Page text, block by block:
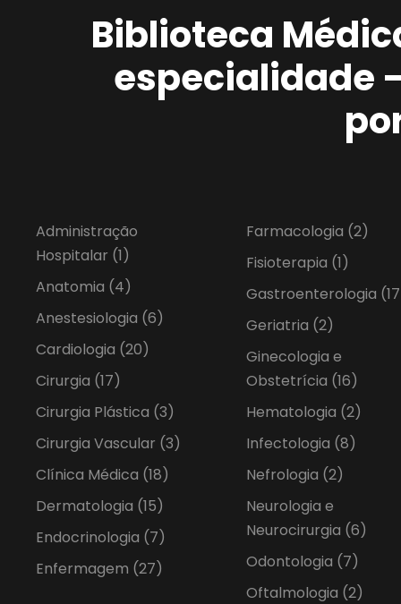
Biblioteca
especialidade
Administração
Hospitalar (1)
Anatomia (4)
Anestesiologia (6)
Cardiologia (20)
Cirurgia (17)
Cirurgia Plástica (3)
Cirurgia Vascular (3)
Clínica Médica (18)
Dermatologia (15)
Endocrinologia (7)
Enfermagem (27)
Farmacologia (2)
Fisioterapia (1)
Gastroenterologia
Geriatria (2)
Ginecologia e
Obstetrícia (16)
Hematologia (2)
Infectologia (8)
Nefrologia (2)
Neurologia e
Neurocirurgia (6)
Odontologia (7)
Oftalmologia (2)